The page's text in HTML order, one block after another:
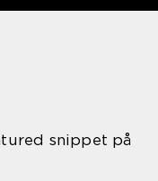
snippet på